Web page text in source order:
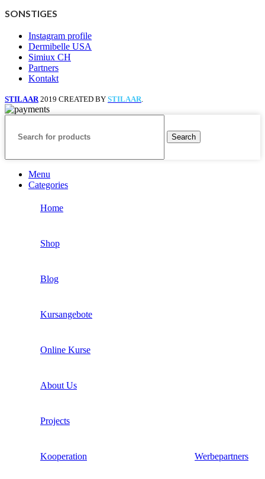
SONSTIGES
Instagram profile
Dermibelle USA
Simiux CH
Partners
Kontakt
STILAAR 2019 CREATED BY STILAAR
Search
Menu
Categories
Home
Shop
Blog
Kursangebote
Online Kurse
About Us
Projects
Kooperation Werbepartners